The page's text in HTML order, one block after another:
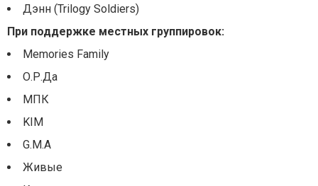
Дэнн (Trilogy Soldiers)
При поддержке местных группировок:
Memories Family
О.Р.Да
МПК
KIM
G.M.A
Живые